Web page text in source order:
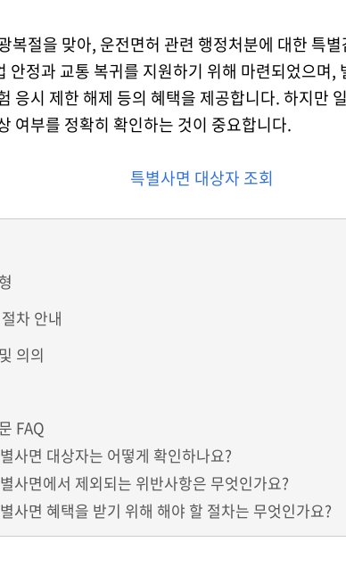
복절을 맞아, 운전면허 관련 행정처분에 대한 특
안정과 교통 복귀를 지원하기 위해 마련되었으며,
응시 제한 해제 등의 혜택을 제공합니다. 하지만
여부를 정확히 확인하는 것이 중요합니다.
특별사면 대상자 조회
차 안내
의의
FAQ
사면 대상자는 어떻게 확인하나요?
사면에서 제외되는 위반사항은 무엇인가요?
사면 혜택을 받기 위해 해야 할 절차는 무엇인가요?